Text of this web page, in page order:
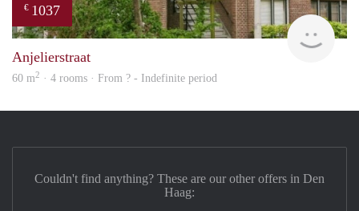
€ 1037
Anjelierstraat
60 m2 · 4 rooms · From ? - Indefinite period
Couldn't find anything? These are our other offers in Den
Haag: